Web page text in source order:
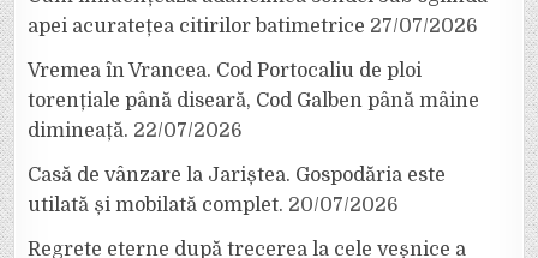
apei acuratețea citirilor batimetrice 27/07/2026
Vremea în Vrancea. Cod Portocaliu de ploi
torențiale până diseară, Cod Galben până mâine
dimineață. 22/07/2026
Casă de vânzare la Jariștea. Gospodăria este
utilată și mobilată complet. 20/07/2026
Regrete eterne după trecerea la cele veșnice a